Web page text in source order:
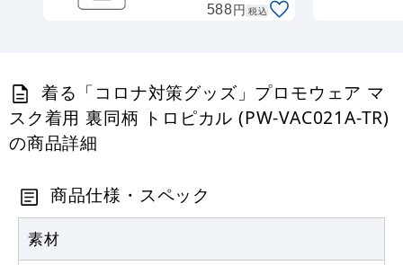
588円 税込
着る「コロナ対策グッズ」プロモウェア マ
スク着用 裏同柄 トロピカル (PW-VAC021A-TR)
の商品詳細
商品仕様・スペック
素材